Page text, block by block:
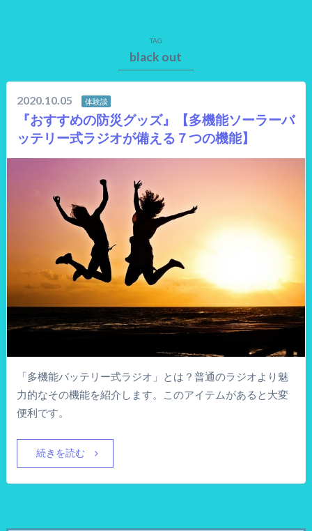
TAG
black out
2020.10.05 体験談
『おすすめの防災グッズ』【多機能ソーラーバ
ッテリー式ラジオが備える７つの機能】
「多機能バッテリー式ラジオ」とは？普通のラジオより魅
力的なその機能を紹介します。このアイテムがあると大変
便利です。
続きを読む